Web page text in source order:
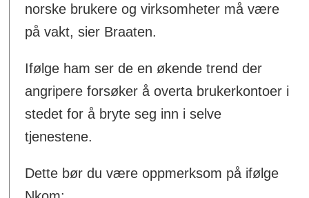
norske brukere og virksomheter må være
på vakt, sier Braaten.
Ifølge ham ser de en økende trend der
angripere forsøker å overta brukerkontoer i
stedet for å bryte seg inn i selve
tjenestene.
Dette bør du være oppmerksom på ifølge